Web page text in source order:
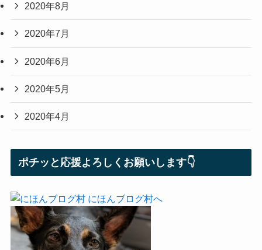
2020年8月
2020年7月
2020年6月
2020年5月
2020年4月
ポチッと応援よろしくお願いします👇